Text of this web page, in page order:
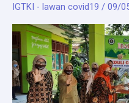
IGTKI - lawan covid19 / 09/